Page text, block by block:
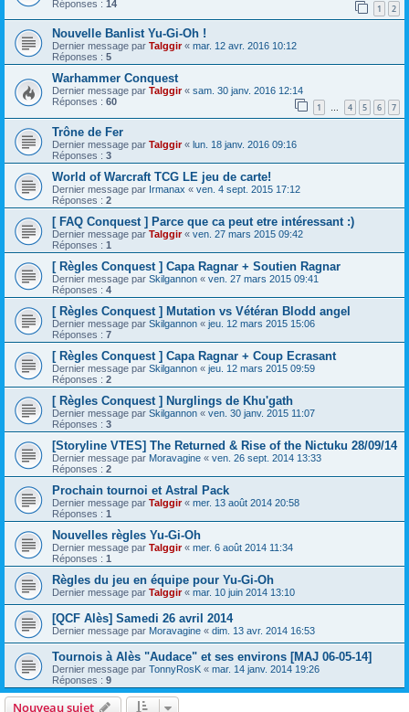
Réponses : 14 1 2
Nouvelle Banlist Yu-Gi-Oh !
Dernier message par Talggir« mar. 12 avr. 2016 10:12
Réponses : 5
Warhammer Conquest
Dernier message par Talggir« sam. 30 janv. 2016 12:14
Réponses : 60 1 … 4 5 6 7
Trône de Fer
Dernier message par Talggir« lun. 18 janv. 2016 09:16
Réponses : 3
World of Warcraft TCG LE jeu de carte!
Dernier message par Irmanax « ven. 4 sept. 2015 17:12
Réponses : 2
[ FAQ Conquest ] Parce que ca peut etre intéressant :)
Dernier message par Talggir« ven. 27 mars 2015 09:42
Réponses : 1
[ Règles Conquest ] Capa Ragnar + Soutien Ragnar
Dernier message par Skilgannon « ven. 27 mars 2015 09:41
Réponses : 4
[ Règles Conquest ] Mutation vs Vétéran Blodd angel
Dernier message par Skilgannon « jeu. 12 mars 2015 15:06
Réponses : 7
[ Règles Conquest ] Capa Ragnar + Coup Ecrasant
Dernier message par Skilgannon « jeu. 12 mars 2015 09:59
Réponses : 2
[ Règles Conquest ] Nurglings de Khu'gath
Dernier message par Skilgannon « ven. 30 janv. 2015 11:07
Réponses : 3
[Storyline VTES] The Returned & Rise of the Nictuku 28/09/14
Dernier message par Moravagine « ven. 26 sept. 2014 13:33
Réponses : 2
Prochain tournoi et Astral Pack
Dernier message par Talggir« mer. 13 août 2014 20:58
Réponses : 1
Nouvelles règles Yu-Gi-Oh
Dernier message par Talggir« mer. 6 août 2014 11:34
Réponses : 1
Règles du jeu en équipe pour Yu-Gi-Oh
Dernier message par Talggir« mar. 10 juin 2014 13:10
[QCF Alès] Samedi 26 avril 2014
Dernier message par Moravagine « dim. 13 avr. 2014 16:53
Tournois à Alès "Audace" et ses environs [MAJ 06-05-14]
Dernier message par TonnyRosK « mar. 14 janv. 2014 19:26
Réponses : 9
Nouveau sujet